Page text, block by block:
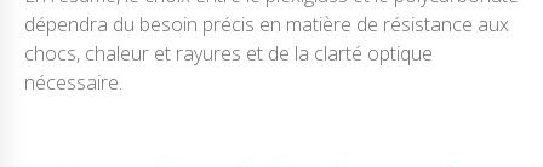
dépendra du besoin précis en matière de résistance aux
chocs, chaleur et rayures et de la clarté optique
nécessaire.